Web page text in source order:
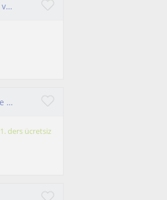
3. sınıf biyoloji öğrencisiyim, ortaokul ve lise düzeyinde biyoloji dersleri veriyorum. derslerimi planlı seviyeli anlatırım.
25 yıllık tecrübeli Biyoloji Öğretmeniyim.9,10,11,12 ve mezun öğrencilere Biyoloji dersi anlatabilirim
1. ders ücretsiz